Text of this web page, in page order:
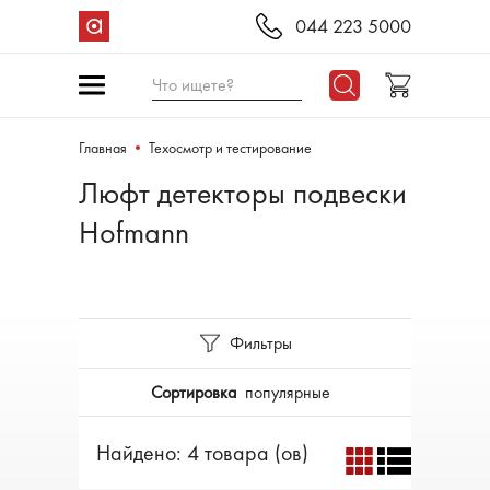
044 223 5000
Что ищете?
Главная Техосмотр и тестирование
Люфт детекторы подвески
Hofmann
Фильтры
Сортировка популярные
Найдено: 4 товара (ов)